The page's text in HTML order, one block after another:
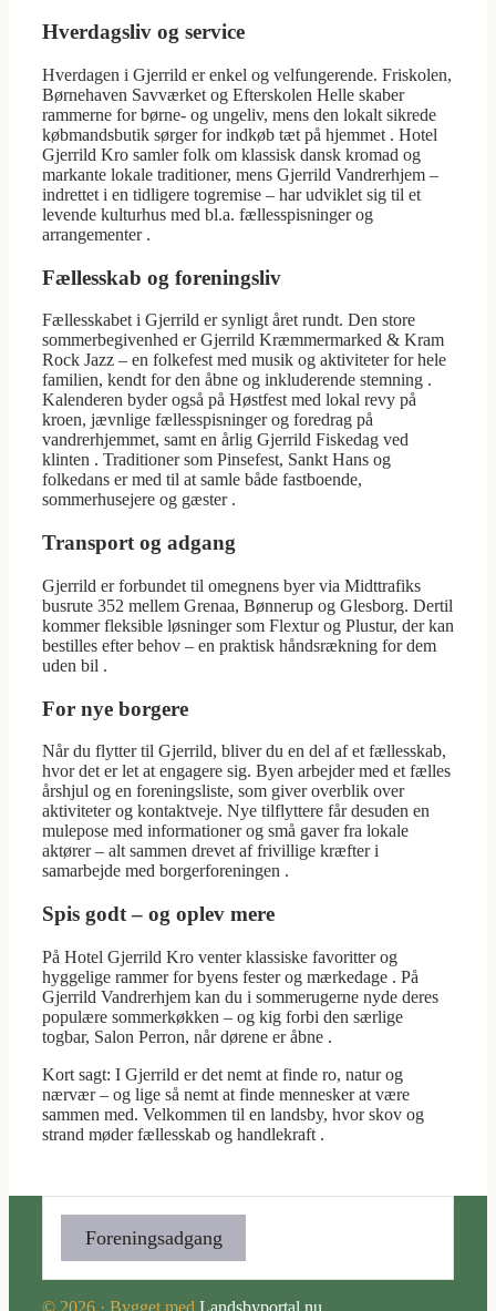
Hverdagsliv og service
Hverdagen i Gjerrild er enkel og velfungerende. Friskolen,
Børnehaven Savværket og Efterskolen Helle skaber
rammerne for børne- og ungeliv, mens den lokalt sikrede
købmandsbutik sørger for indkøb tæt på hjemmet . Hotel
Gjerrild Kro samler folk om klassisk dansk kromad og
markante lokale traditioner, mens Gjerrild Vandrerhjem –
indrettet i en tidligere togremise – har udviklet sig til et
levende kulturhus med bl.a. fællesspisninger og
arrangementer .
Fællesskab og foreningsliv
Fællesskabet i Gjerrild er synligt året rundt. Den store
sommerbegivenhed er Gjerrild Kræmmermarked & Kram
Rock Jazz – en folkefest med musik og aktiviteter for hele
familien, kendt for den åbne og inkluderende stemning .
Kalenderen byder også på Høstfest med lokal revy på
kroen, jævnlige fællesspisninger og foredrag på
vandrerhjemmet, samt en årlig Gjerrild Fiskedag ved
klinten . Traditioner som Pinsefest, Sankt Hans og
folkedans er med til at samle både fastboende,
sommerhusejere og gæster .
Transport og adgang
Gjerrild er forbundet til omegnens byer via Midttrafiks
busrute 352 mellem Grenaa, Bønnerup og Glesborg. Dertil
kommer fleksible løsninger som Flextur og Plustur, der kan
bestilles efter behov – en praktisk håndsrækning for dem
uden bil .
For nye borgere
Når du flytter til Gjerrild, bliver du en del af et fællesskab,
hvor det er let at engagere sig. Byen arbejder med et fælles
årshjul og en foreningsliste, som giver overblik over
aktiviteter og kontaktveje. Nye tilflyttere får desuden en
mulepose med informationer og små gaver fra lokale
aktører – alt sammen drevet af frivillige kræfter i
samarbejde med borgerforeningen .
Spis godt – og oplev mere
På Hotel Gjerrild Kro venter klassiske favoritter og
hyggelige rammer for byens fester og mærkedage . På
Gjerrild Vandrerhjem kan du i sommerugerne nyde deres
populære sommerkøkken – og kig forbi den særlige
togbar, Salon Perron, når dørene er åbne .
Kort sagt: I Gjerrild er det nemt at finde ro, natur og
nærvær – og lige så nemt at finde mennesker at være
sammen med. Velkommen til en landsby, hvor skov og
strand møder fællesskab og handlekraft .
Foreningsadgang